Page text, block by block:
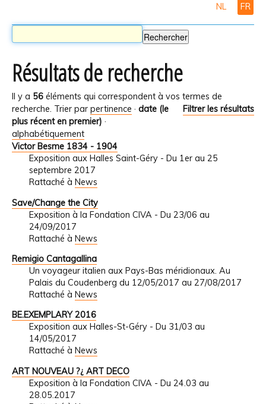
NL FR
Résultats de recherche
Il y a 56 éléments qui correspondent à vos termes de
recherche.
Filtrer les résultats
Trier par pertinence · date (le
plus récent en premier) ·
alphabétiquement
Victor Besme 1834 - 1904
Exposition aux Halles Saint-Géry - Du 1er au 25
septembre 2017
Rattaché à News
Save/Change the City
Exposition à la Fondation CIVA - Du 23/06 au
24/09/2017
Rattaché à News
Remigio Cantagallina
Un voyageur italien aux Pays-Bas méridionaux. Au
Palais du Coudenberg du 12/05/2017 au 27/08/2017
Rattaché à News
BE.EXEMPLARY 2016
Exposition aux Halles-St-Géry - Du 31/03 au
14/05/2017
Rattaché à News
ART NOUVEAU ?¿ ART DECO
Exposition à la Fondation CIVA - Du 24.03 au
28.05.2017